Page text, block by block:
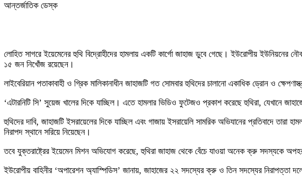
আন্তর্জাতিক ডেস্ক
লোহিত সাগরে ইয়েমেনের হুথি বিদ্রোহীদের হামলায় একটি কার্গো জাহাজ ডুবে গেছে। ইউরোপীয় ইউনিয়নের
১৫ জন নিখোঁজ রয়েছেন।
লাইবেরিয়ান পতাকাবাহী ও গ্রিক মালিকানাধীন জাহাজটি গত সোমবার হুথিদের চালানো একাধিক ড্রোন ও
‘এটারনিটি সি’ সুয়েজ খালের দিকে যাচ্ছিল। এতে হামলার ভিডিও ফুটেজও প্রকাশ করেছে হুথিরা, যেখানে
হুথিদের দাবি, জাহাজটি ইসরায়েলের দিকে যাচ্ছিল এবং গাজায় ইসরায়েলি সামরিক অভিযানের প্রতিবাদে তারা
নিরাপদ স্থানে সরিয়ে নিয়েছেন।
তবে যুক্তরাষ্ট্রের ইয়েমেন মিশন অভিযোগ করেছে, হুথিরা জাহাজ থেকে বেঁচে যাওয়া অনেক ক্রু সদস্যকে
ইউরোপীয় বাহিনীর ‘অপারেশন অ্যাস্পিডিস’ জানায়, জাহাজের ২২ সদস্যের ক্রু ও তিন সদস্যের নিরাপত্তা